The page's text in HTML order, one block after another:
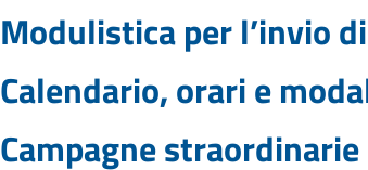
Modulistica per l’invio
Calendario, orari e
Campagne